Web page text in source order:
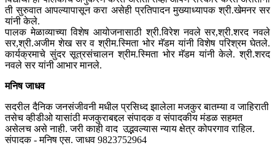
ती सुरुवात आपल्यापासून करा असेही प्रतिपादन मुख्याध्यापक श्री.खेमनर सर
यांनी केले.
पालक मेळाव्याच्या विशेष आयोजनासाठी श्री.विरेश नवले सर,श्री.शरद नवले
सर,श्री.अजीम शेख सर व श्रीम.स्मिता भोर मॅडम यांनी विशेष परिश्रम घेतले.
कार्यक्रमाचे सुंदर सूत्रसंचालन श्रीम.स्मिता भोर मॅडम यांनी केले. श्री.शरद
नवले सर यांनी आभार मानले.
मनिष जाधव
सदरील दैनिक जनसंजीवनी मधील प्रसिध्द झालेला मजकुर बातम्या व जाहिराती
तसेच व्हीडीओ यासांठी मजकुराबद्दल संपादक व संपादकीय मंडळ सहमत
असेलच असे नाही. जरी काही वाद उद्भवल्यास न्याय क्षेत्र कोपरगाव राहिल.
संपादक - मनिष एस. जाधव 9823752964